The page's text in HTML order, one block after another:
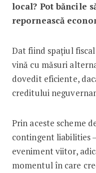
local? Pot băncile
repornească
Dat fiind spațiul
vină cu măsuri
dovedit eficiente,
creditului
Prin aceste scheme
contingent liabilities
eveniment viitor,
momentul în care